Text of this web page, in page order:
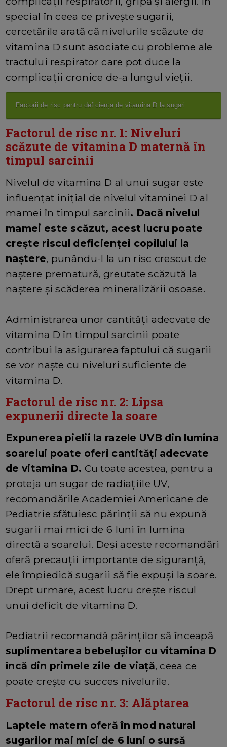
special în ceea ce privește sugarii,
cercetările arată că nivelurile scăzute de
vitamina D sunt asociate cu probleme ale
tractului respirator care pot duce la
complicații cronice de-a lungul vieții.
Factorii de risc pentru deficiența de vitamina D la sugari
Factorul de risc nr. 1: Niveluri
scăzute de vitamina D maternă în
timpul sarcinii
Nivelul de vitamina D al unui sugar este
influențat inițial de nivelul vitaminei D al
mamei în timpul sarcinii. Dacă nivelul
mamei este scăzut, acest lucru poate
crește riscul deficienței copilului la
naștere, punându-l la un risc crescut de
naștere prematură, greutate scăzută la
naștere și scăderea mineralizării osoase.
Administrarea unor cantități adecvate de
vitamina D în timpul sarcinii poate
contribui la asigurarea faptului că sugarii
se vor naște cu niveluri suficiente de
vitamina D.
Factorul de risc nr. 2: Lipsa
expunerii directe la soare
Expunerea pielii la razele UVB din lumina
soarelui poate oferi cantități adecvate
de vitamina D. Cu toate acestea, pentru a
proteja un sugar de radiațiile UV,
recomandările Academiei Americane de
Pediatrie sfătuiesc părinții să nu expună
sugarii mai mici de 6 luni în lumina
directă a soarelui. Deși aceste recomandări
oferă precauții importante de siguranță,
ele împiedică sugarii să fie expuși la soare.
Drept urmare, acest lucru crește riscul
unui deficit de vitamina D.
Pediatrii recomandă părinților să înceapă
suplimentarea bebelușilor cu vitamina D
încă din primele zile de viață, ceea ce
poate crește cu succes nivelurile.
Factorul de risc nr. 3: Alăptarea
Laptele matern oferă în mod natural
sugarilor mai mici de 6 luni o sursă